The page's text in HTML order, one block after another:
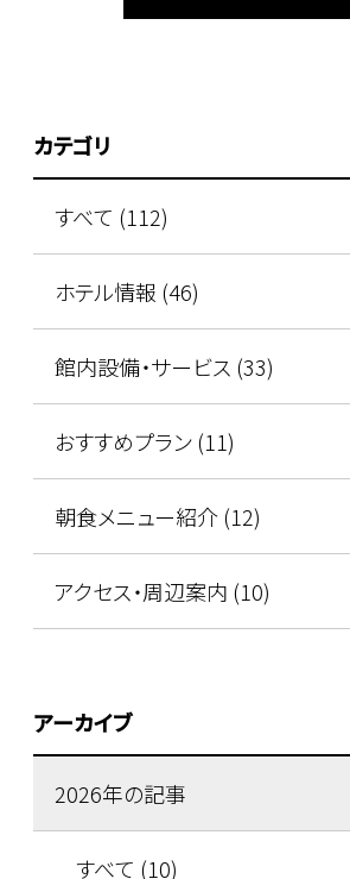
カテゴリ
すべて (112)
ホテル情報 (46)
館内設備・サービス (33)
おすすめプラン (11)
朝食メニュー紹介 (12)
アクセス・周辺案内 (10)
アーカイブ
2026年の記事
すべて (10)